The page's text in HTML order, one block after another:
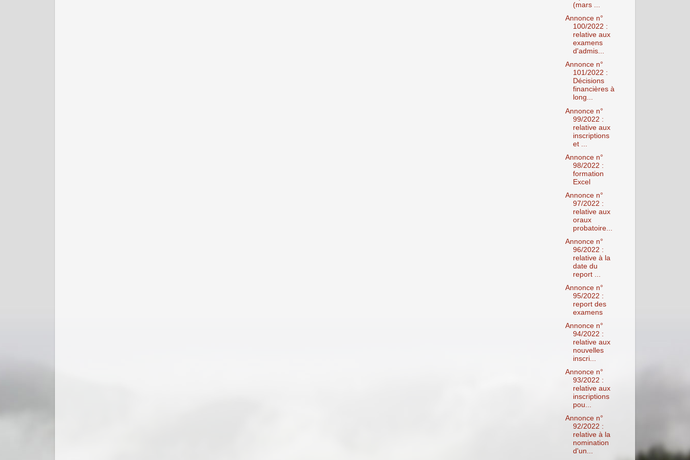
(mars ...
Annonce n°
100/2022 :
relative aux
examens
d'admis...
Annonce n°
101/2022 :
Décisions
financières à
long...
Annonce n°
99/2022 :
relative aux
inscriptions
et ...
Annonce n°
98/2022 :
formation
Excel
Annonce n°
97/2022 :
relative aux
oraux
probatoire...
Annonce n°
96/2022 :
relative à la
date du
report ...
Annonce n°
95/2022 :
report des
examens
Annonce n°
94/2022 :
relative aux
nouvelles
inscri...
Annonce n°
93/2022 :
relative aux
inscriptions
pou...
Annonce n°
92/2022 :
relative à la
nomination
d'un...